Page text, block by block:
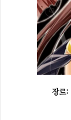
장르: